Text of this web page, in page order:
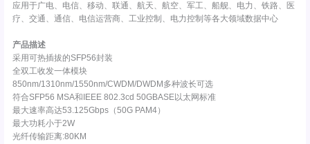
应用于广电、电信、移动、联通、航天、航空、军工、船舰、电力、铁路、医
疗、交通、通信、电信运营商、工业控制、电力控制等各大领域数据中心
产品描述
采用可热插拔的SFP56封装
全双工收发一体模块
850nm/1310nm/1550nm/CWDM/DWDM多种波长可选
符合SFP56 MSA和IEEE 802.3cd 50GBASE以太网标准
最大速率高达53.125Gbps（50G PAM4）
最大功耗小于2W
光纤传输距离:80KM